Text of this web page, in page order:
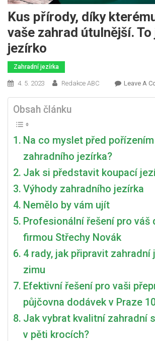
Kus přírody, díky
vaše zahrad útulnější.
jezírko
Zahradní jezírka
4. 5. 2023 Redakce ABC Leave A
Obsah článku
Na co myslet před pořízením
zahradního jezírka?
Jak si představit koupací
Výhody zahradního jezírka
Nemělo by vám ujít
Profesionální řešení pro váš
firmou Střechy Novák
4 rady, jak připravit zahradní
zimu
Efektivní řešení pro vaši
půjčovna dodávek v Praze
Jak vybrat kvalitní zahradní
v pěti krocích?